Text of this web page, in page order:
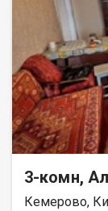
3-комн,
Кемерово,